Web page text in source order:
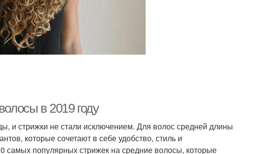
в 2019 году
и стрижки не стали исключением. Для волос средней длины
которые сочетают в себе удобство, стиль и
самых популярных стрижек на средние волосы, которые